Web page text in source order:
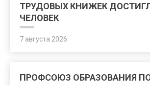
ТРУДОВЫХ КНИЖЕК
ЧЕЛОВЕК
7 августа 2026
ПРОФСОЮЗ ОБРАЗОВАНИЯ